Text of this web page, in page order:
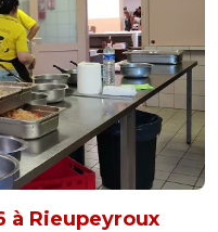
à Rieupeyroux